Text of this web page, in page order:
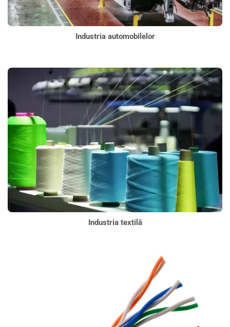
Industria automobilelor
Industria textilă